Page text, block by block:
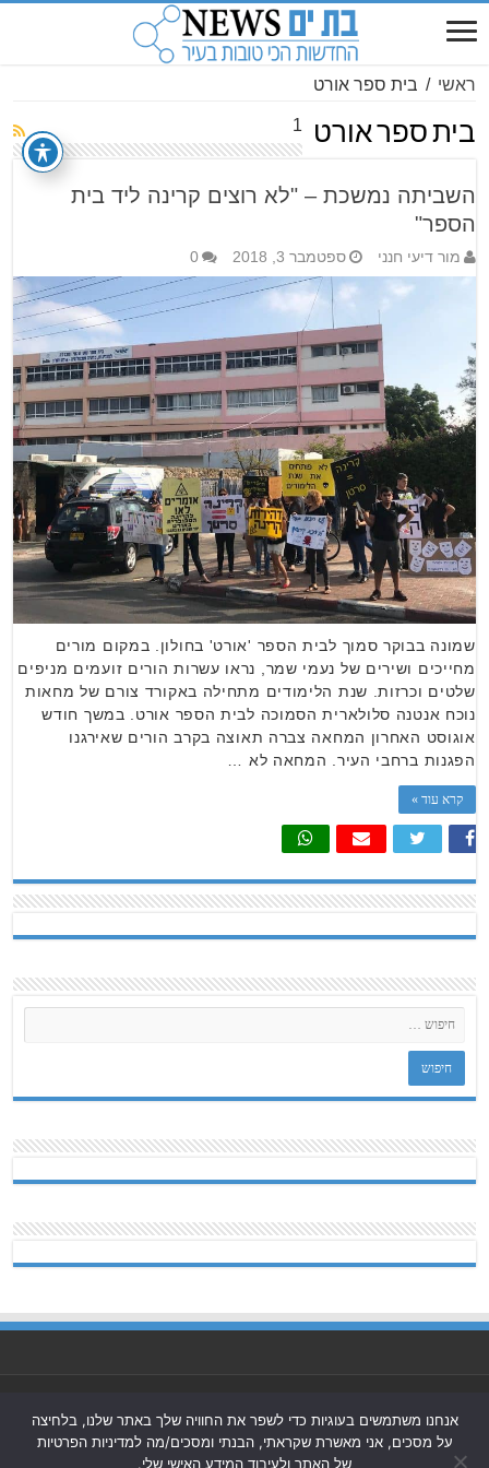
ראשי / בית ספר אורט
1 בית ספר אורט
השביתה נמשכת – "לא רוצים קרינה ליד בית
הספר"
מור דיעי חנני ספטמבר 3, 2018 0
שמונה בבוקר סמוך לבית הספר 'אורט' בחולון. במקום מורים
מחייכים ושירים של נעמי שמר, נראו עשרות הורים זועמים מניפים
שלטים וכרזות. שנת הלימודים מתחילה באקורד צורם של מחאות
נוכח אנטנה סלולארית הסמוכה לבית הספר אורט. במשך חודש
אוגוסט האחרון המחאה צברה תאוצה בקרב הורים שאירגנו
הפגנות ברחבי העיר. המחאה לא …
קרא עוד »
© כל הזכויות שמורות 2026, חולון בת ים-ניוז.
אנחנו משתמשים בעוגיות כדי לשפר את החוויה שלך באתר שלנו, בלחיצה
על מסכים, אני מאשרת שקראתי, הבנתי ומסכים/מה למדיניות הפרטיות
של האתר ולעיבוד המידע האישי שלי.